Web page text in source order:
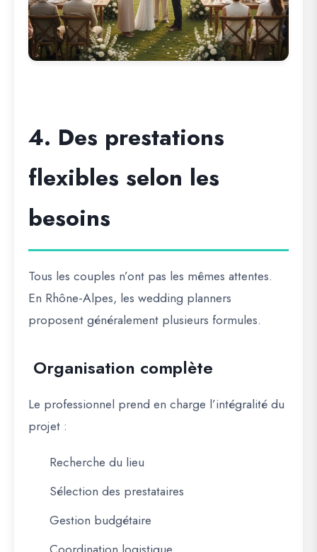
4. Des prestations
flexibles selon les
besoins
Tous les couples n’ont pas les mêmes attentes.
En Rhône-Alpes, les wedding planners
proposent généralement plusieurs formules.
Organisation complète
Le professionnel prend en charge l’intégralité du
projet :
Recherche du lieu
Sélection des prestataires
Gestion budgétaire